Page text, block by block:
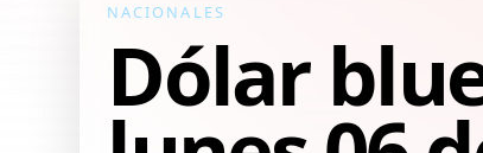
NACIONALES
Dólar